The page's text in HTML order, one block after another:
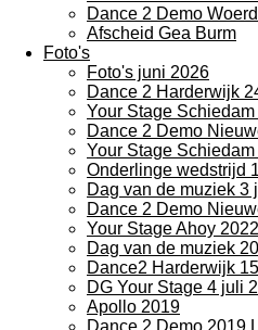
Dance 2 Demo
Afscheid Gea Burm
Foto's
Foto's juni 2026
Dance 2 Harderwijk
Your Stage
Dance 2 Demo
Your Stage
Onderlinge wedstrijd
Dag van de muziek 3
Dance 2 Demo
Your Stage Ahoy
Dag van de muziek
Dance2 Harderwijk
DG Your Stage 4 juli
Apollo 2019
Dance 2 Demo 2019